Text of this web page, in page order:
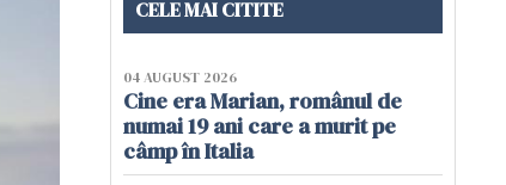
CELE MAI CITITE
04 AUGUST 2026
Cine era Marian, românul de
numai 19 ani care a murit pe
câmp în Italia